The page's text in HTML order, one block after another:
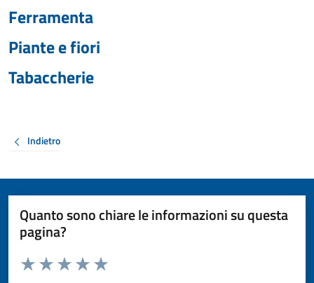
Ferramenta
Piante e fiori
Tabaccherie
Indietro
Quanto sono chiare le informazioni su questa
pagina?
Valuta da 1 a 5 stelle la pagina